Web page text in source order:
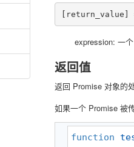
[return_value]
expression: 一
返回值
返回 Promise 对象的
如果一个 Promise 被
function